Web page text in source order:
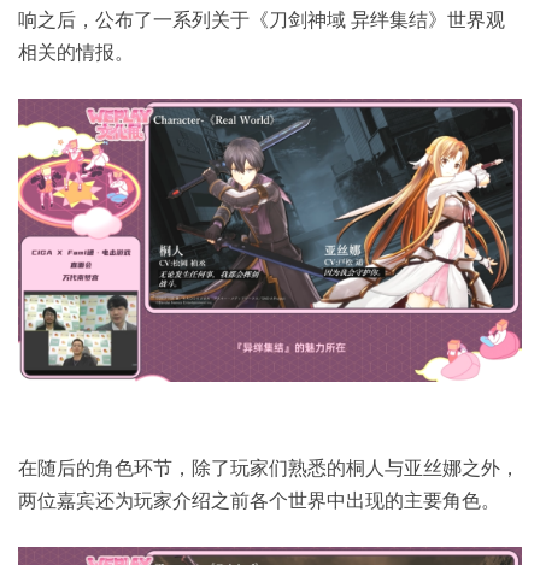
响之后，公布了一系列关于《刀剑神域 异绊集结》世界观
相关的情报。
在随后的角色环节，除了玩家们熟悉的桐人与亚丝娜之外，
两位嘉宾还为玩家介绍之前各个世界中出现的主要角色。